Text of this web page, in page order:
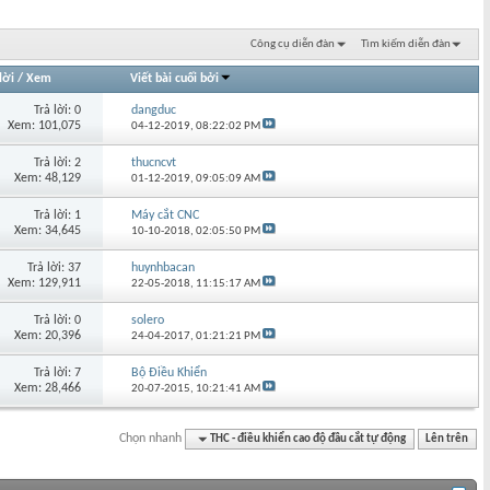
Công cụ diễn đàn Tìm kiếm diễn đàn
/ Xem Viết bài cuối bởi
Trả lời: 0
Xem: 101,075
dangduc
04-12-2019,08:22:02 PM
Trả lời: 2
Xem: 48,129
thucncvt
01-12-2019,09:05:09 AM
Trả lời: 1
Xem: 34,645
Máy cắt CNC
10-10-2018,02:05:50 PM
Trả lời: 37
Xem: 129,911
huynhbacan
22-05-2018, 11:15:17 AM
Trả lời: 0
Xem: 20,396
solero
24-04-2017,01:21:21 PM
Trả lời: 7
Xem: 28,466
Bộ Điều Khiển
20-07-2015, 10:21:41 AM
Chọn nhanh THC - điều khiển cao độ đầu cắt tự động Lên trên